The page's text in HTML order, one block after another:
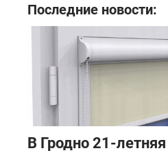
Последние новости:
В Гродно 21-летняя